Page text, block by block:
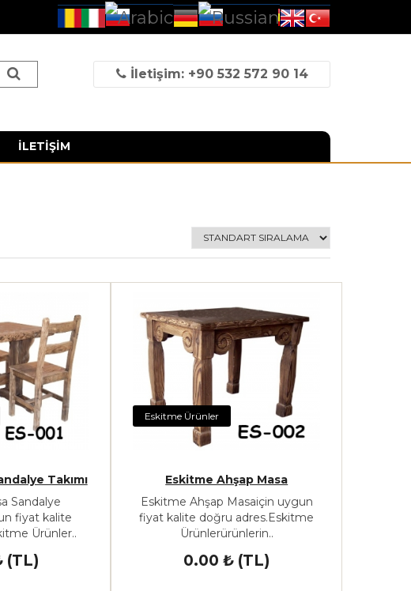
İletişim: +90 532 572 90 14
İLETİŞİM
Takımı
Sandalye
fiyat kalite
Ürünler..
(TL)
Eskitme Ürünler
Eskitme Ahşap Masa
Eskitme Ahşap Masaiçin uygun
fiyat kalite doğru adres.Eskitme
Ürünlerürünlerin..
0.00 ₺ (TL)